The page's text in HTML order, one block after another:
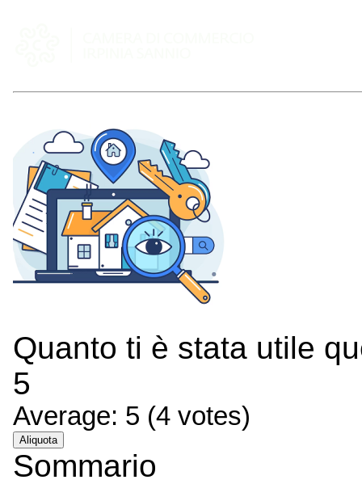
Quanto ti è stata utile
5
Average: 5 (4 votes)
Aliquota
Sommario